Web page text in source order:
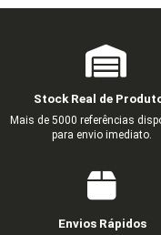
Stock Real de
Mais de 5000 referências
para envio imediato.
Envios Rápidos